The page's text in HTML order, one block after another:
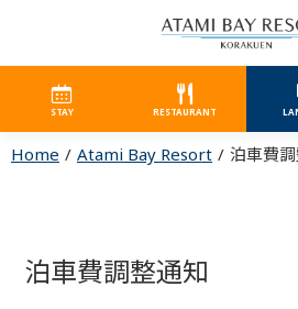
STAY RESTAURANT
Home Atami Bay Resort 泊車費
泊車費調整通知